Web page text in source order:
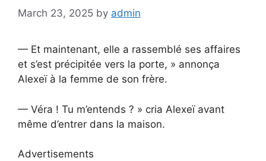
March 23, 2025 by admin
— Et maintenant, elle a rassemblé ses affaires
et s’est précipitée vers la porte, » annonça
Alexeï à la femme de son frère.
— Véra ! Tu m’entends ? » cria Alexeï avant
même d’entrer dans la maison.
Advertisements